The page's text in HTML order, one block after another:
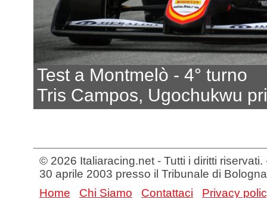
Test a Montmelò - 4° turno
Tris Campos, Ugochukwu
© 2026 Italiaracing.net - Tutti i diritti
30 aprile 2003 presso il Tribunale di Bologna
Home
Chi Siamo Contattaci Privacy